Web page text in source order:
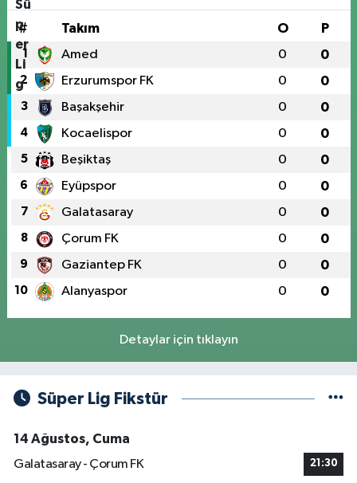
# Takım O P
1 Amed 0 0
2 Erzurumspor FK 0 0
3 Başakşehir 0 0
4 Kocaelispor 0 0
5 Beşiktaş 0 0
6 Eyüpspor 0 0
7 Galatasaray 0 0
8 Çorum FK 0 0
9 Gaziantep FK 0 0
10 Alanyaspor 0 0
Detaylar için tıklayın
Süper Lig Fikstür
14 Ağustos, Cuma
Galatasaray - Çorum FK
21:30